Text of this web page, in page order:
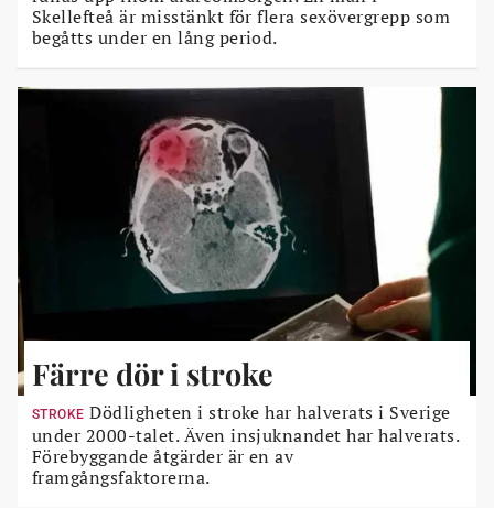
Skellefteå är misstänkt för flera sexövergrepp som
begåtts under en lång period.
Färre dör i stroke
STROKE Dödligheten i stroke har halverats i Sverige
under 2000-talet. Även insjuknandet har halverats.
Förebyggande åtgärder är en av
framgångsfaktorerna.